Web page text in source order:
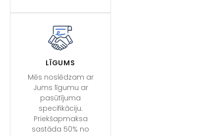
LĪGUMS
Mēs noslēdzam ar
Jums līgumu ar
pasūtījuma
specifikāciju.
Priekšapmaksa
sastāda 50% no